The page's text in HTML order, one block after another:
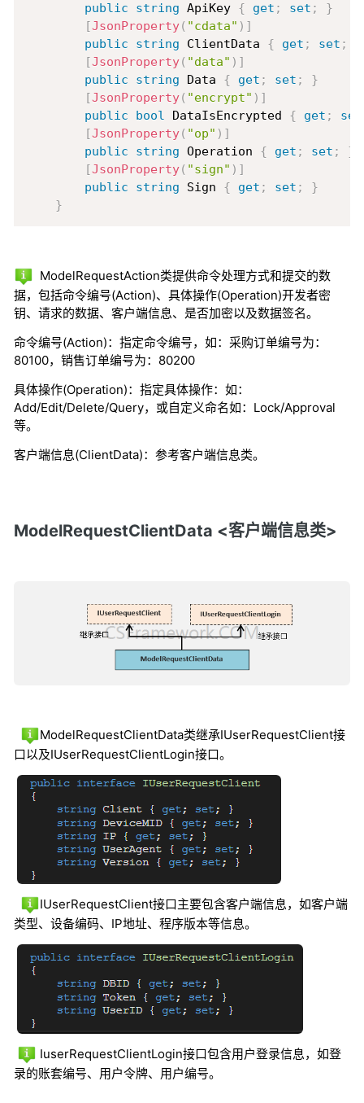
public
string ApiKey { get ; set ;
}
[JsonProperty( "cdata" ) ]
public
string ClientData { get ; set ;
[JsonProperty( "data" ) ]
public
string Data { get ; set ;
}
[JsonProperty( "encrypt" ) ]
public
bool DataIsEncrypted { get ; set
[JsonProperty( "op" ) ]
public
string Operation { get ; set ;
}
[JsonProperty( "sign" ) ]
public
string Sign { get ; set ;
}
}
ModelRequestAction类提供命令处理方式和提交的数
据，包括命令编号(Action)、具体操作(Operation)开发者密
钥、请求的数据、客户端信息、是否加密以及数据签名。
命令编号(Action)：指定命令编号，如：采购订单编号为：
80100，销售订单编号为：80200
具体操作(Operation)：指定具体操作：如：
Add/Edit/Delete/Query，或自定义命名如：Lock/Approval
等。
客户端信息(ClientData)：参考客户端信息类。
ModelRequestClientData <客户端信息类>
ModelRequestClientData类继承IUserRequestClient接
口以及IUserRequestClientLogin接口。
IUserRequestClient接口主要包含客户端信息，如客户端
类型、设备编码、IP地址、程序版本等信息。
IuserRequestClientLogin接口包含用户登录信息，如登
录的账套编号、用户令牌、用户编号。